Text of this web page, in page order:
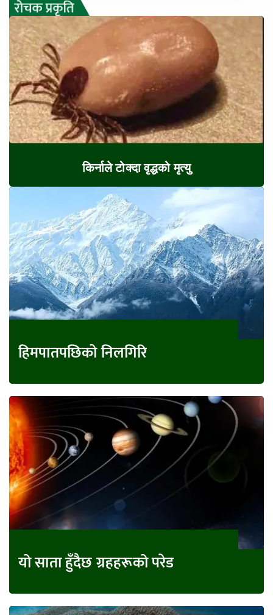
किर्नाले टोक्दा वृद्धको मृत्यु
हिमपातपछिको निलगिरि
यो साता हुँदैछ ग्रहहरूको परेड